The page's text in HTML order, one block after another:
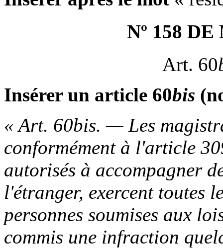
Nº 158
Art. 60
Insérer un article 60bis
« Art. 60bis. — Les
conformément à l'article
autorisés à accompagner
l'étranger, exercent toutes
personnes soumises aux
commis une infraction